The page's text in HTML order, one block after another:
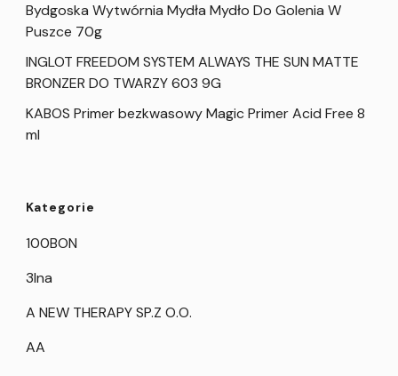
Bydgoska Wytwórnia Mydła Mydło Do Golenia W
Puszce 70g
INGLOT FREEDOM SYSTEM ALWAYS THE SUN MATTE
BRONZER DO TWARZY 603 9G
KABOS Primer bezkwasowy Magic Primer Acid Free 8
ml
Kategorie
100BON
3Ina
A NEW THERAPY SP.Z O.O.
AA